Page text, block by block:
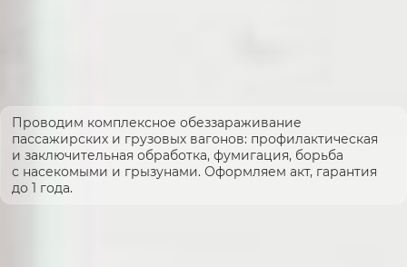
Проводим комплексное обеззараживание
пассажирских и грузовых вагонов: профилактическая
и заключительная обработка, фумигация, борьба
с насекомыми и грызунами. Оформляем акт, гарантия
до 1 года.